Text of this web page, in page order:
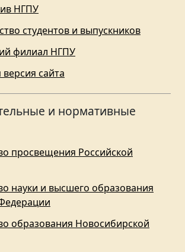
НГПУ
студентов и выпускников
филиал НГПУ
сайта
и нормативные
просвещения Российской
науки и высшего образования
образования Новосибирской